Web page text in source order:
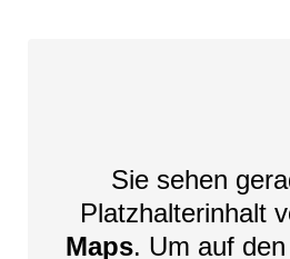
Sie sehen
Platzhalterinhalt
Maps. Um auf